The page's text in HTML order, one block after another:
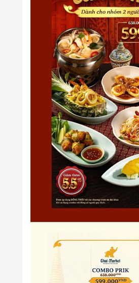
5. Quy định về Thời gian
- Thời gian nhà hàng giữ chỗ
6. Quy định về số khách
- Thông tin đang được cập
7. Quy định về Hoá đơn:
Hoá đơn VAT:Giá đã bao
- Hoá đơn trực tiếp:Nhà hàng
8. Quy định về Phí phục vụ
- Thông tin đang được cập
9. Quy định về phí mang
- Thông tin đang được cập